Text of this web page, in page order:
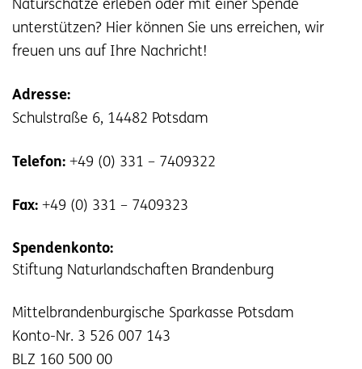
Naturschätze erleben oder mit einer Spende
unterstützen? Hier können Sie uns erreichen, wir
freuen uns auf Ihre Nachricht!
Adresse:
Schulstraße 6, 14482 Potsdam
Telefon: +49 (0) 331 – 7409322
Fax: +49 (0) 331 – 7409323
Spendenkonto:
Stiftung Naturlandschaften Brandenburg
Mittelbrandenburgische Sparkasse Potsdam
Konto-Nr. 3 526 007 143
BLZ 160 500 00